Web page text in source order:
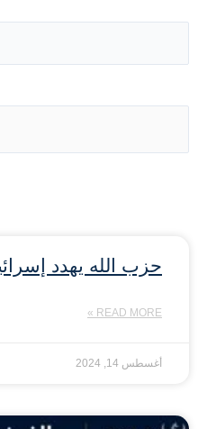
حزب الله يهدد
READ MORE »
أغسطس 14, 2024